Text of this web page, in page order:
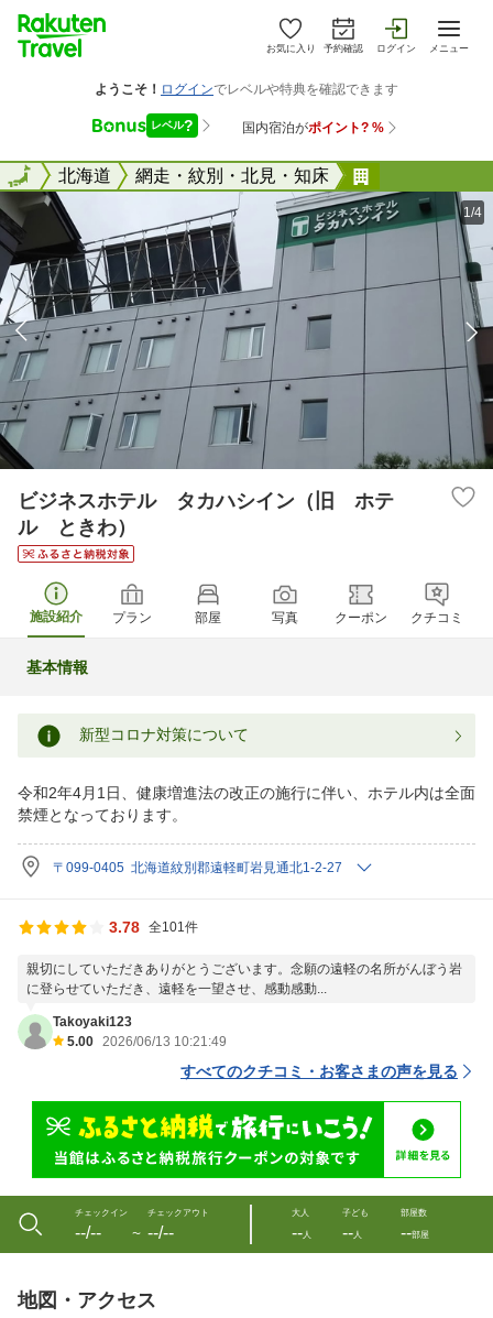
お気に入り 予約確認 ログイン メニュー
全国北海道 網走・紋別・北見・知床
全国
1/4
ビジネスホテル タカハシイン（旧 ホテ
ル ときわ）
施設紹介 プラン 部屋 写真 クーポン クチコミ
基本情報
新型コロナ対策について
令和2年4月1日、健康増進法の改正の施行に伴い、ホテル内は全面
禁煙となっております。
〒099-0405 北海道紋別郡遠軽町岩見通北1-2-27
3.78 全101件
親切にしていただきありがとうございます。念願の遠軽の名所がんぼう岩
に登らせていただき、遠軽を一望させ、感動感動...
Takoyaki123
5.00 2026/06/13 10:21:49
すべてのクチコミ・お客さまの声を見る
チェックイン
--/-- 〜
チェックアウト
--/--
大人
--人
子ども
--人
部屋数
--部屋
地図・アクセス